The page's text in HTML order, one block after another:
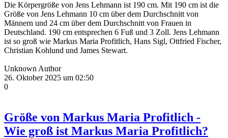
Die Körpergröße von Jens Lehmann ist 190 cm. Mit 190 cm ist die
Größe von Jens Lehmann 10 cm über dem Durchschnitt von
Männern und 24 cm über dem Durchschnitt von Frauen in
Deutschland. 190 cm entsprechen 6 Fuß und 3 Zoll. Jens Lehmann
ist so groß wie Markus Maria Profitlich, Hans Sigl, Ottfried Fischer,
Christian Kohlund und James Stewart.
Unknown Author
26. Oktober 2025 um 02:50
0
Größe von Markus Maria Profitlich -
Wie groß ist Markus Maria Profitlich?